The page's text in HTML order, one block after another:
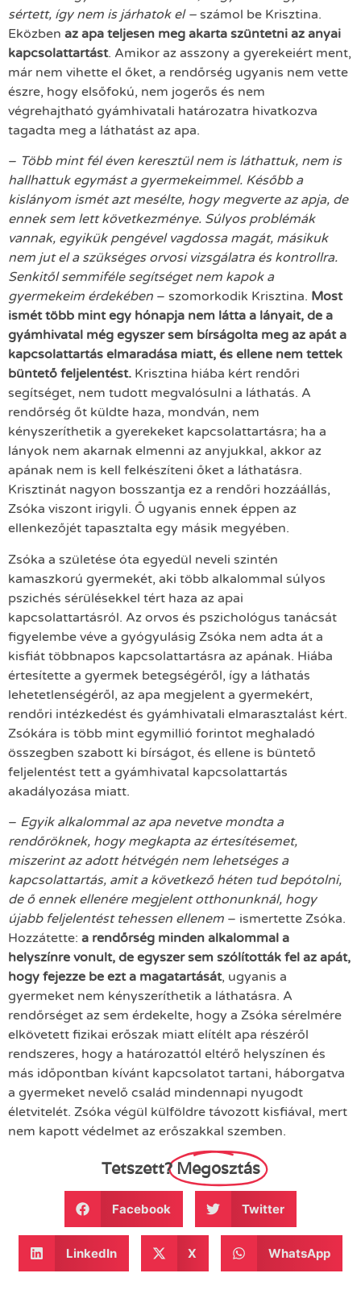
sértett, így nem is járhatok el – számol be Krisztina.
Eközben az apa teljesen meg akarta szüntetni az anyai
kapcsolattartást. Amikor az asszony a gyerekeiért ment,
már nem vihette el őket, a rendőrség ugyanis nem vette
észre, hogy elsőfokú, nem jogerős és nem
végrehajtható gyámhivatali határozatra hivatkozva
tagadta meg a láthatást az apa.
– Több mint fél éven keresztül nem is láthattuk, nem is
hallhattuk egymást a gyermekeimmel. Később a
kislányom ismét azt mesélte, hogy megverte az apja, de
ennek sem lett következménye. Súlyos problémák
vannak, egyikük pengével vagdossa magát, másikuk
nem jut el a szükséges orvosi vizsgálatra és kontrollra.
Senkitől semmiféle segítséget nem kapok a
gyermekeim érdekében – szomorkodik Krisztina. Most
ismét több mint egy hónapja nem látta a lányait, de a
gyámhivatal még egyszer sem bírságolta meg az apát a
kapcsolattartás elmaradása miatt, és ellene nem tettek
büntető feljelentést. Krisztina hiába kért rendőri
segítséget, nem tudott megvalósulni a láthatás. A
rendőrség őt küldte haza, mondván, nem
kényszeríthetik a gyerekeket kapcsolattartásra; ha a
lányok nem akarnak elmenni az anyjukkal, akkor az
apának nem is kell felkészíteni őket a láthatásra.
Krisztinát nagyon bosszantja ez a rendőri hozzáállás,
Zsóka viszont irigyli. Ő ugyanis ennek éppen az
ellenkezőjét tapasztalta egy másik megyében.
Zsóka a születése óta egyedül neveli szintén
kamaszkorú gyermekét, aki több alkalommal súlyos
pszichés sérülésekkel tért haza az apai
kapcsolattartásról. Az orvos és pszichológus tanácsát
figyelembe véve a gyógyulásig Zsóka nem adta át a
kisfiát többnapos kapcsolattartásra az apának. Hiába
értesítette a gyermek betegségéről, így a láthatás
lehetetlenségéről, az apa megjelent a gyermekért,
rendőri intézkedést és gyámhivatali elmarasztalást kért.
Zsókára is több mint egymillió forintot meghaladó
összegben szabott ki bírságot, és ellene is büntető
feljelentést tett a gyámhivatal kapcsolattartás
akadályozása miatt.
– Egyik alkalommal az apa nevetve mondta a
rendőröknek, hogy megkapta az értesítésemet,
miszerint az adott hétvégén nem lehetséges a
kapcsolattartás, amit a következő héten tud bepótolni,
de ő ennek ellenére megjelent otthonunknál, hogy
újabb feljelentést tehessen ellenem – ismertette Zsóka.
Hozzátette: a rendőrség minden alkalommal a
helyszínre vonult, de egyszer sem szólították fel az apát,
hogy fejezze be ezt a magatartását, ugyanis a
gyermeket nem kényszeríthetik a láthatásra. A
rendőrséget az sem érdekelte, hogy a Zsóka sérelmére
elkövetett fizikai erőszak miatt elítélt apa részéről
rendszeres, hogy a határozattól eltérő helyszínen és
más időpontban kívánt kapcsolatot tartani, háborgatva
a gyermeket nevelő család mindennapi nyugodt
életvitelét. Zsóka végül külföldre távozott kisfiával, mert
nem kapott védelmet az erőszakkal szemben.
Tetszett? Megosztás
Facebook Twitter
LinkedIn X WhatsApp